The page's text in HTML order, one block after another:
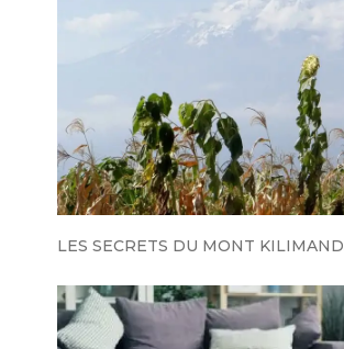
LES SECRETS DU MONT